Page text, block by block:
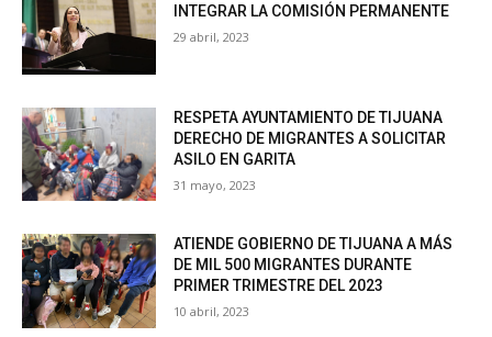
INTEGRAR LA COMISIÓN PERMANENTE
29 abril, 2023
RESPETA AYUNTAMIENTO DE TIJUANA
DERECHO DE MIGRANTES A SOLICITAR
ASILO EN GARITA
31 mayo, 2023
ATIENDE GOBIERNO DE TIJUANA A MÁS
DE MIL 500 MIGRANTES DURANTE
PRIMER TRIMESTRE DEL 2023
10 abril, 2023